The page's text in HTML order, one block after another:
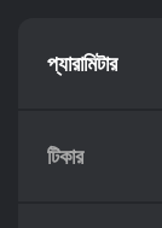
প্যারামিটার
টিকার